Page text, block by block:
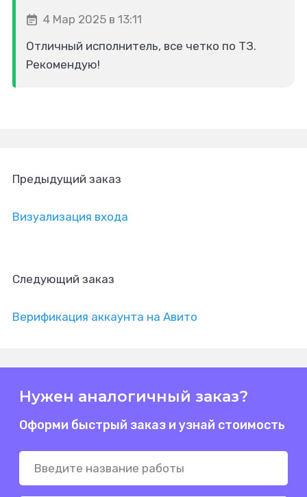
4 Мар 2025 в 13:11
Отличный исполнитель, все четко по ТЗ.
Рекомендую!
Предыдущий заказ
Визуализация входа
Следующий заказ
Верификация аккаунта на Авито
Нужен аналогичный заказ?
Оформи быстрый заказ и узнай стоимость